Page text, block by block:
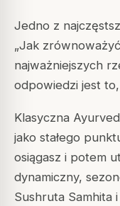
Jedno z
„Jak
najważniejszych
odpowiedzi jest
Klasyczna
jako stałego
osiągasz i potem
dynamiczny,
Sushruta Samhita